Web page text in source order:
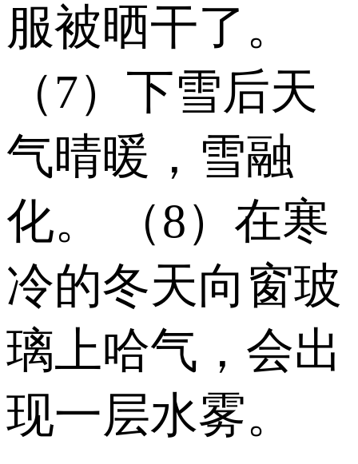
服被晒干了。
（7）下雪后天
气晴暖，雪融
化。 （8）在寒
冷的冬天向窗玻
璃上哈气，会出
现一层水雾。